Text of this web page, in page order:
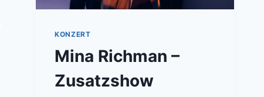
KONZERT
Mina Richman –
Zusatzshow